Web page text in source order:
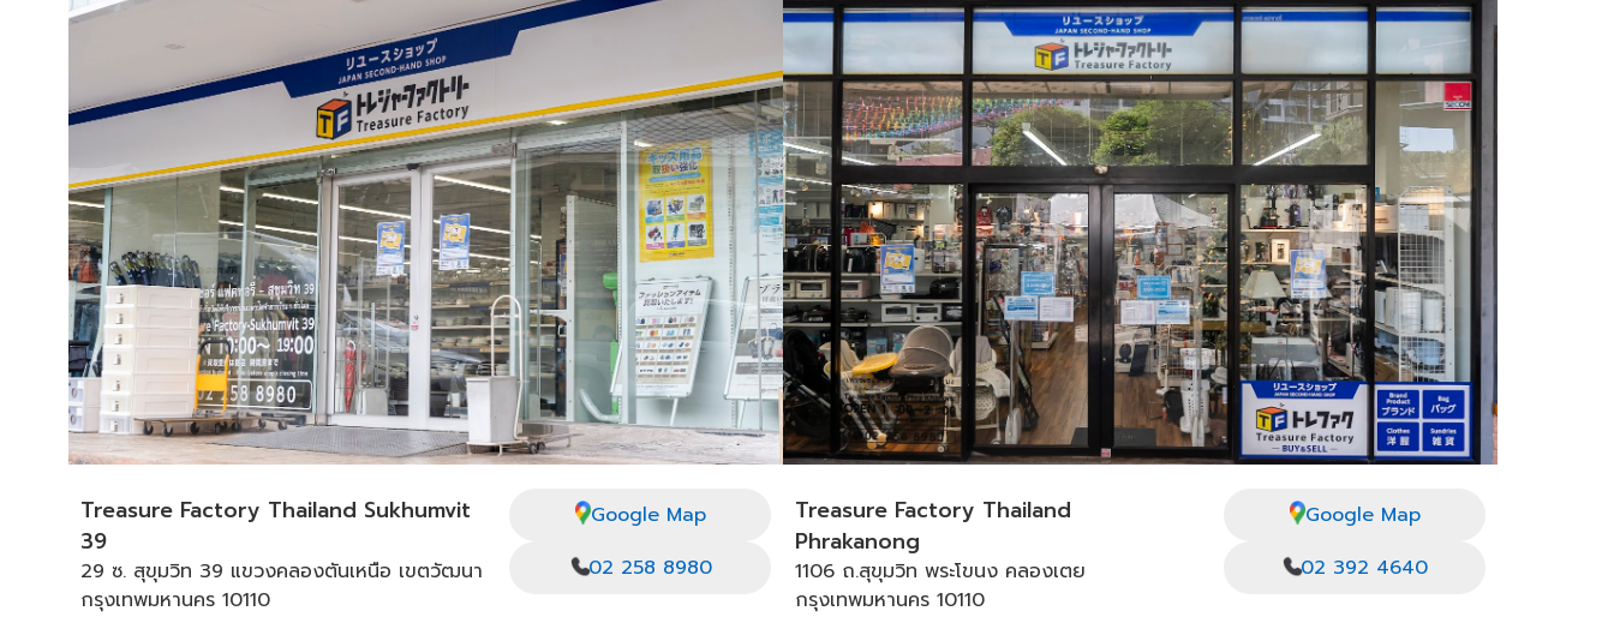
Treasure Factory Thailand Sukhumvit
39
29 ซ. สุขุมวิท 39 แขวงคลองตันเหนือ เขตวัฒนา
กรุงเทพมหานคร 10110
Google Map
02 258 8980
Treasure Factory Thailand
Phrakanong
1106 ถ.สุขุมวิท พระโขนง คลองเตย
กรุงเทพมหานคร 10110
Google Map
02 392 4640